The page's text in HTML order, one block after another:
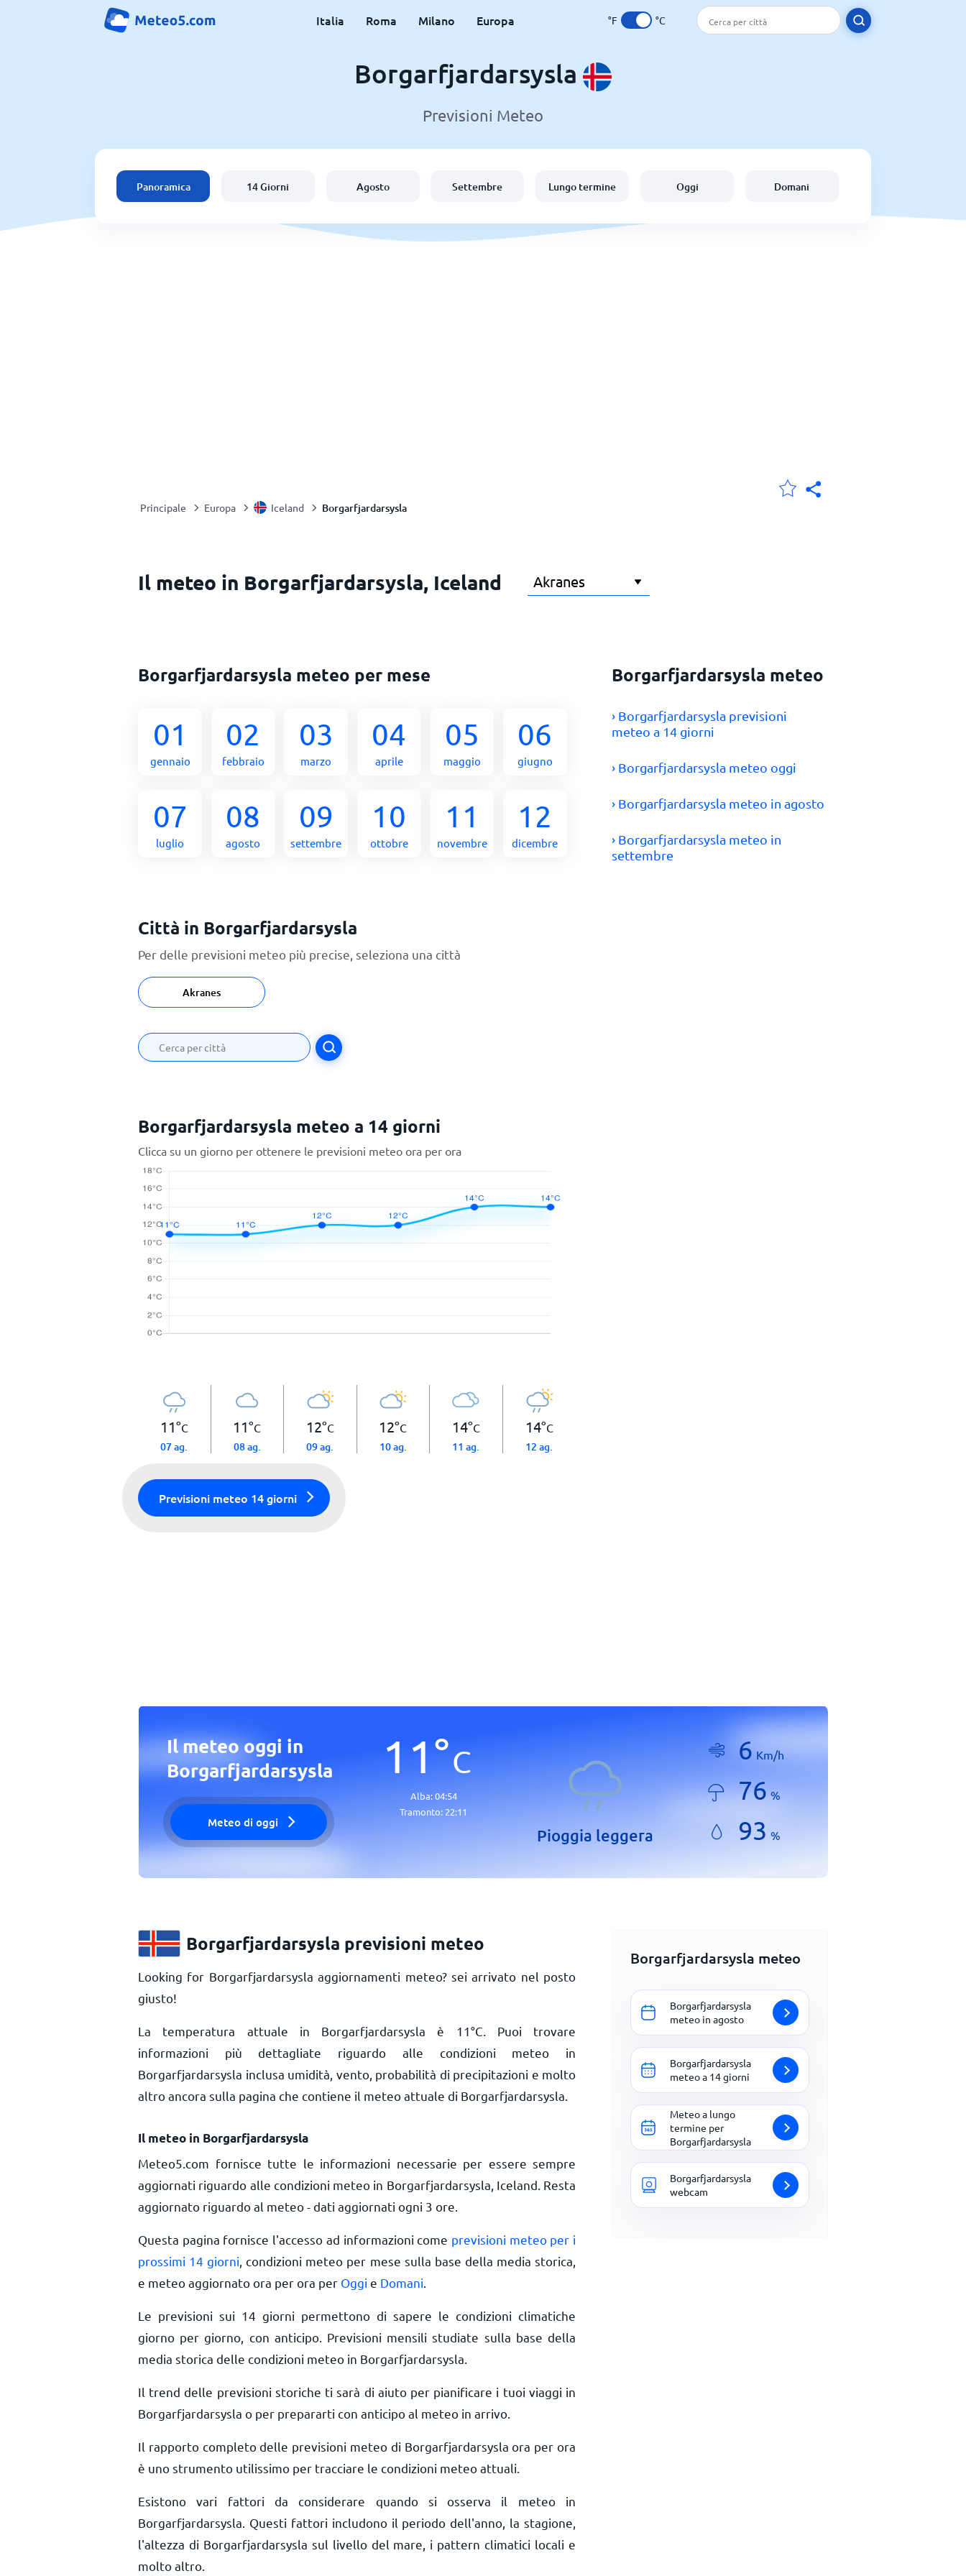
Italia Roma Milano Europa °F °C
Borgarfjardarsysla
Previsioni Meteo
Panoramica 14 Giorni Agosto Settembre Lungo termine Oggi Domani
Principale Europa Iceland Borgarfjardarsysla
Il meteo in Borgarfjardarsysla, Iceland
Borgarfjardarsysla meteo per mese
01
gennaio
02
febbraio
03
marzo
04
aprile
05
maggio
06
giugno
07
luglio
08
agosto
09
settembre
10
ottobre
11
novembre
12
dicembre
Borgarfjardarsysla meteo
› Borgarfjardarsysla previsioni
meteo a 14 giorni
› Borgarfjardarsysla meteo oggi
› Borgarfjardarsysla meteo in agosto
› Borgarfjardarsysla meteo in
settembre
Città in Borgarfjardarsysla
Per delle previsioni meteo più precise, seleziona una città
Akranes
Borgarfjardarsysla meteo a 14 giorni
Clicca su un giorno per ottenere le previsioni meteo ora per ora
11°C
07 ag.
11°C
08 ag.
12°C
09 ag.
12°C
10 ag.
14°C
11 ag.
14°C
12 ag.
Previsioni meteo 14 giorni
Il meteo oggi in
Borgarfjardarsysla
Meteo di oggi
11°C
Alba:04:54
Tramonto: 22:11
Pioggia leggera
6 Km/h
76 %
93 %
Borgarfjardarsysla previsioni meteo
Looking for Borgarfjardarsysla aggiornamenti meteo? sei arrivato nel posto
giusto!
La temperatura attuale in Borgarfjardarsysla è 11°C . Puoi trovare
informazioni più dettagliate riguardo alle condizioni meteo in
Borgarfjardarsysla inclusa umidità, vento, probabilità di precipitazioni e molto
altro ancora sulla pagina che contiene il meteo attuale di Borgarfjardarsysla.
Il meteo in Borgarfjardarsysla
Meteo5.com fornisce tutte le informazioni necessarie per essere sempre
aggiornati riguardo alle condizioni meteo in Borgarfjardarsysla, Iceland. Resta
aggiornato riguardo al meteo - dati aggiornati ogni 3 ore.
Questa pagina fornisce l'accesso ad informazioni come previsioni meteo per i
prossimi 14 giorni , condizioni meteo per mese sulla base della media storica,
e meteo aggiornato ora per ora per Oggi e Domani
Le previsioni sui 14 giorni permettono di sapere le condizioni climatiche
giorno per giorno, con anticipo. Previsioni mensili studiate sulla base della
media storica delle condizioni meteo in Borgarfjardarsysla.
Il trend delle previsioni storiche ti sarà di aiuto per pianificare i tuoi viaggi in
Borgarfjardarsysla o per prepararti con anticipo al meteo in arrivo.
Il rapporto completo delle previsioni meteo di Borgarfjardarsysla ora per ora
è uno strumento utilissimo per tracciare le condizioni meteo attuali.
Esistono vari fattori da considerare quando si osserva il meteo in
Borgarfjardarsysla. Questi fattori includono il periodo dell'anno, la stagione,
l'altezza di Borgarfjardarsysla sul livello del mare, i pattern climatici locali e
molto altro.
Borgarfjardarsysla meteo
Borgarfjardarsysla
meteo in agosto
Borgarfjardarsysla
meteo a 14 giorni
Meteo a lungo
termine per
Borgarfjardarsysla
Borgarfjardarsysla
webcam